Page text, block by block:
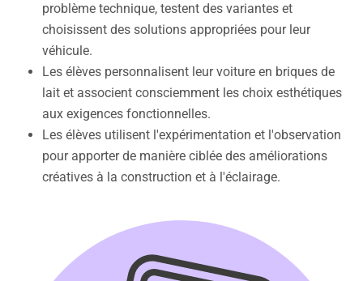
problème technique, testent des variantes et
choisissent des solutions appropriées pour leur
véhicule.
Les élèves personnalisent leur voiture en briques de
lait et associent consciemment les choix esthétiques
aux exigences fonctionnelles.
Les élèves utilisent l'expérimentation et l'observation
pour apporter de manière ciblée des améliorations
créatives à la construction et à l'éclairage.